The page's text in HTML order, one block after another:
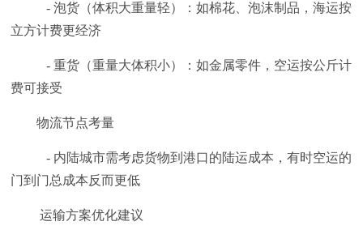
- 泡货（体积大重量轻）：如棉花、泡沫制品，海运按
立方计费更经济
- 重货（重量大体积小）：如金属零件，空运按公斤计
费可接受
物流节点考量
- 内陆城市需考虑货物到港口的陆运成本，有时空运的
门到门总成本反而更低
运输方案优化建议